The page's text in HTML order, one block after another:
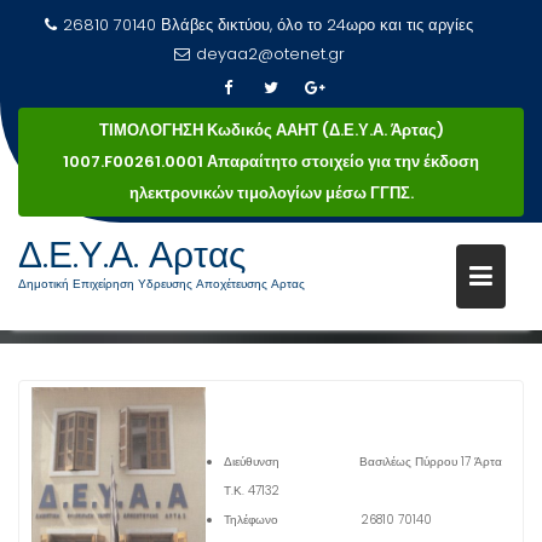
περιεχόμενο
26810 70140 Βλάβες δικτύου, όλο το 24ωρο και τις αργίες
deyaa2@otenet.gr
ΤΙΜΟΛΟΓΗΣΗ Κωδικός ΑΑΗΤ (Δ.Ε.Υ.Α. Άρτας)
1007.F00261.0001 Απαραίτητο στοιχείο για την έκδοση
ηλεκτρονικών τιμολογίων μέσω ΓΓΠΣ.
Δ.Ε.Υ.Α. Αρτας
Δημοτική Επιχείρηση Υδρευσης Αποχέτευσης Αρτας
ΕΠΙΚΟΙΝΩΝΊΑ
Διεύθυνση Βασιλέως Πύρρου 17 Άρτα
Τ.Κ. 47132
Τηλέφωνο 26810 70140